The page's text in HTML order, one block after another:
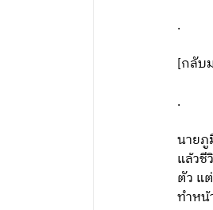
.
[กลับ
.
นายภู
แล้วชี
ตัว แ
ทำหน้